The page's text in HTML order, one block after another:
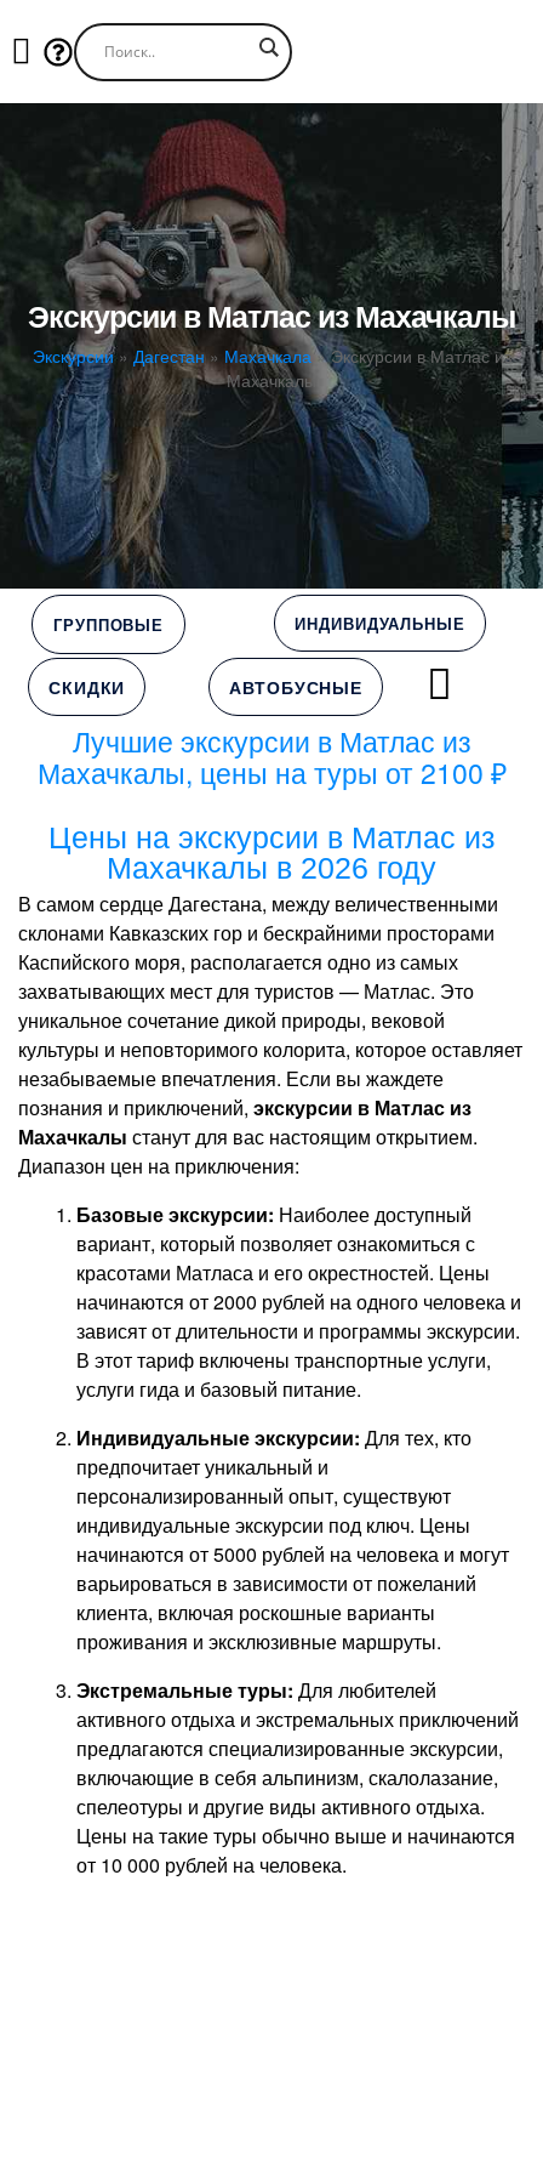
Экскурсии в Матлас из Махачкалы
Экскурсии» Дагестан» Махачкала»Экскурсии в Матлас из
Махачкалы
ГРУППОВЫЕ ИНДИВИДУАЛЬНЫЕ
СКИДКИ АВТОБУСНЫЕ
Лучшие экскурсии в Матлас из
Махачкалы, цены на туры от 2100 ₽
Цены на экскурсии в Матлас из
Махачкалы в 2026 году
В самом сердце Дагестана, между величественными
склонами Кавказских гор и бескрайними просторами
Каспийского моря, располагается одно из самых
захватывающих мест для туристов — Матлас. Это
уникальное сочетание дикой природы, вековой
культуры и неповторимого колорита, которое оставляет
незабываемые впечатления. Если вы жаждете
познания и приключений, экскурсии в Матлас из
Махачкалы станут для вас настоящим открытием.
Диапазон цен на приключения:
Базовые экскурсии: Наиболее доступный
вариант, который позволяет ознакомиться с
красотами Матласа и его окрестностей. Цены
начинаются от 2000 рублей на одного человека и
зависят от длительности и программы экскурсии.
В этот тариф включены транспортные услуги,
услуги гида и базовый питание.
Индивидуальные экскурсии: Для тех, кто
предпочитает уникальный и
персонализированный опыт, существуют
индивидуальные экскурсии под ключ. Цены
начинаются от 5000 рублей на человека и могут
варьироваться в зависимости от пожеланий
клиента, включая роскошные варианты
проживания и эксклюзивные маршруты.
Экстремальные туры: Для любителей
активного отдыха и экстремальных приключений
предлагаются специализированные экскурсии,
включающие в себя альпинизм, скалолазание,
спелеотуры и другие виды активного отдыха.
Цены на такие туры обычно выше и начинаются
от 10 000 рублей на человека.